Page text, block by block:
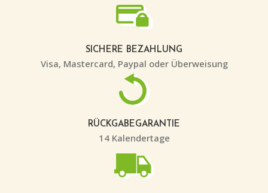
SICHERE BEZAHLUNG
Visa, Mastercard, Paypal oder Überweisung
RÜCKGABEGARANTIE
14 Kalendertage